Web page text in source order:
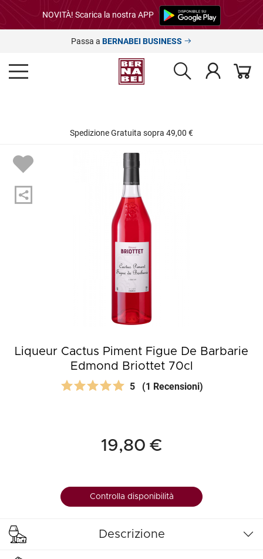
NOVITÀ! Scarica la nostra APP
Passa a BERNABEI BUSINESS
Spedizione Gratuita sopra 49,00 €
Liqueur Cactus Piment Figue De Barbarie
Edmond Briottet 70cl
5 (1 Recensioni)
19,80 €
Controlla disponibilità
Descrizione